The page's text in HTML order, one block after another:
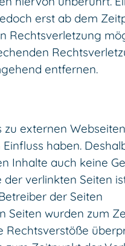
erst ab dem
Rechtsverletzung
entfernen.
externen
haben.
Inhalte auch keine
verlinkten Seiten
der Seiten
Seiten wurden zum
Rechtsverstöße